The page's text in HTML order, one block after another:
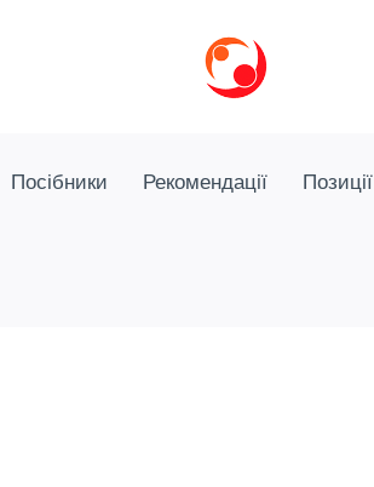
Посібники Рекомендації Позиції